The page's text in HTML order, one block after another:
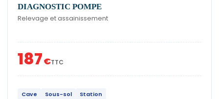
DIAGNOSTIC POMPE
Relevage et assainissement
187€TTC
Cave Sous-sol Station